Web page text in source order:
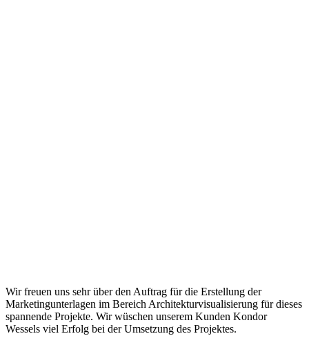
Wir freuen uns sehr über den Auftrag für die Erstellung der
Marketingunterlagen im Bereich Architekturvisualisierung für dieses
spannende Projekte. Wir wüschen unserem Kunden Kondor
Wessels viel Erfolg bei der Umsetzung des Projektes.